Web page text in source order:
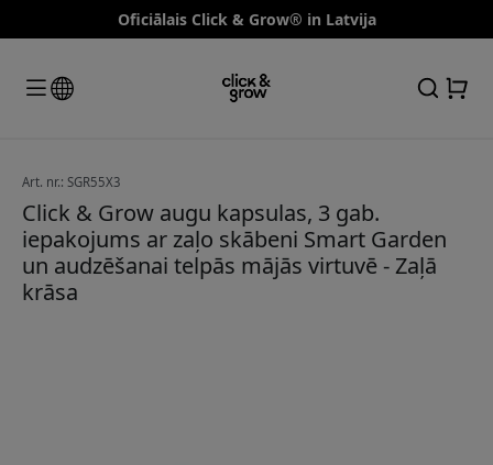
Oficiālais Click & Grow® in Latvija
Art. nr.: SGR55X3
Click & Grow augu kapsulas, 3 gab.
iepakojums ar zaļo skābeni Smart Garden
un audzēšanai telpās mājās virtuvē - Zaļā
krāsa